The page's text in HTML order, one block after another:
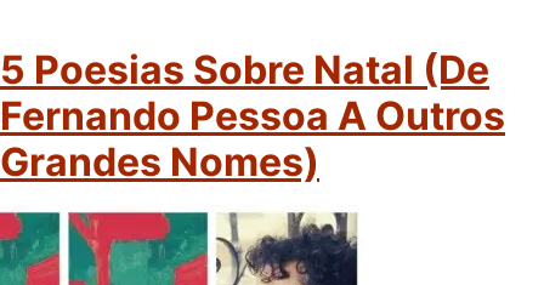
5 Poesias Sobre Natal (de
Fernando Pessoa A Outros
Grandes Nomes)